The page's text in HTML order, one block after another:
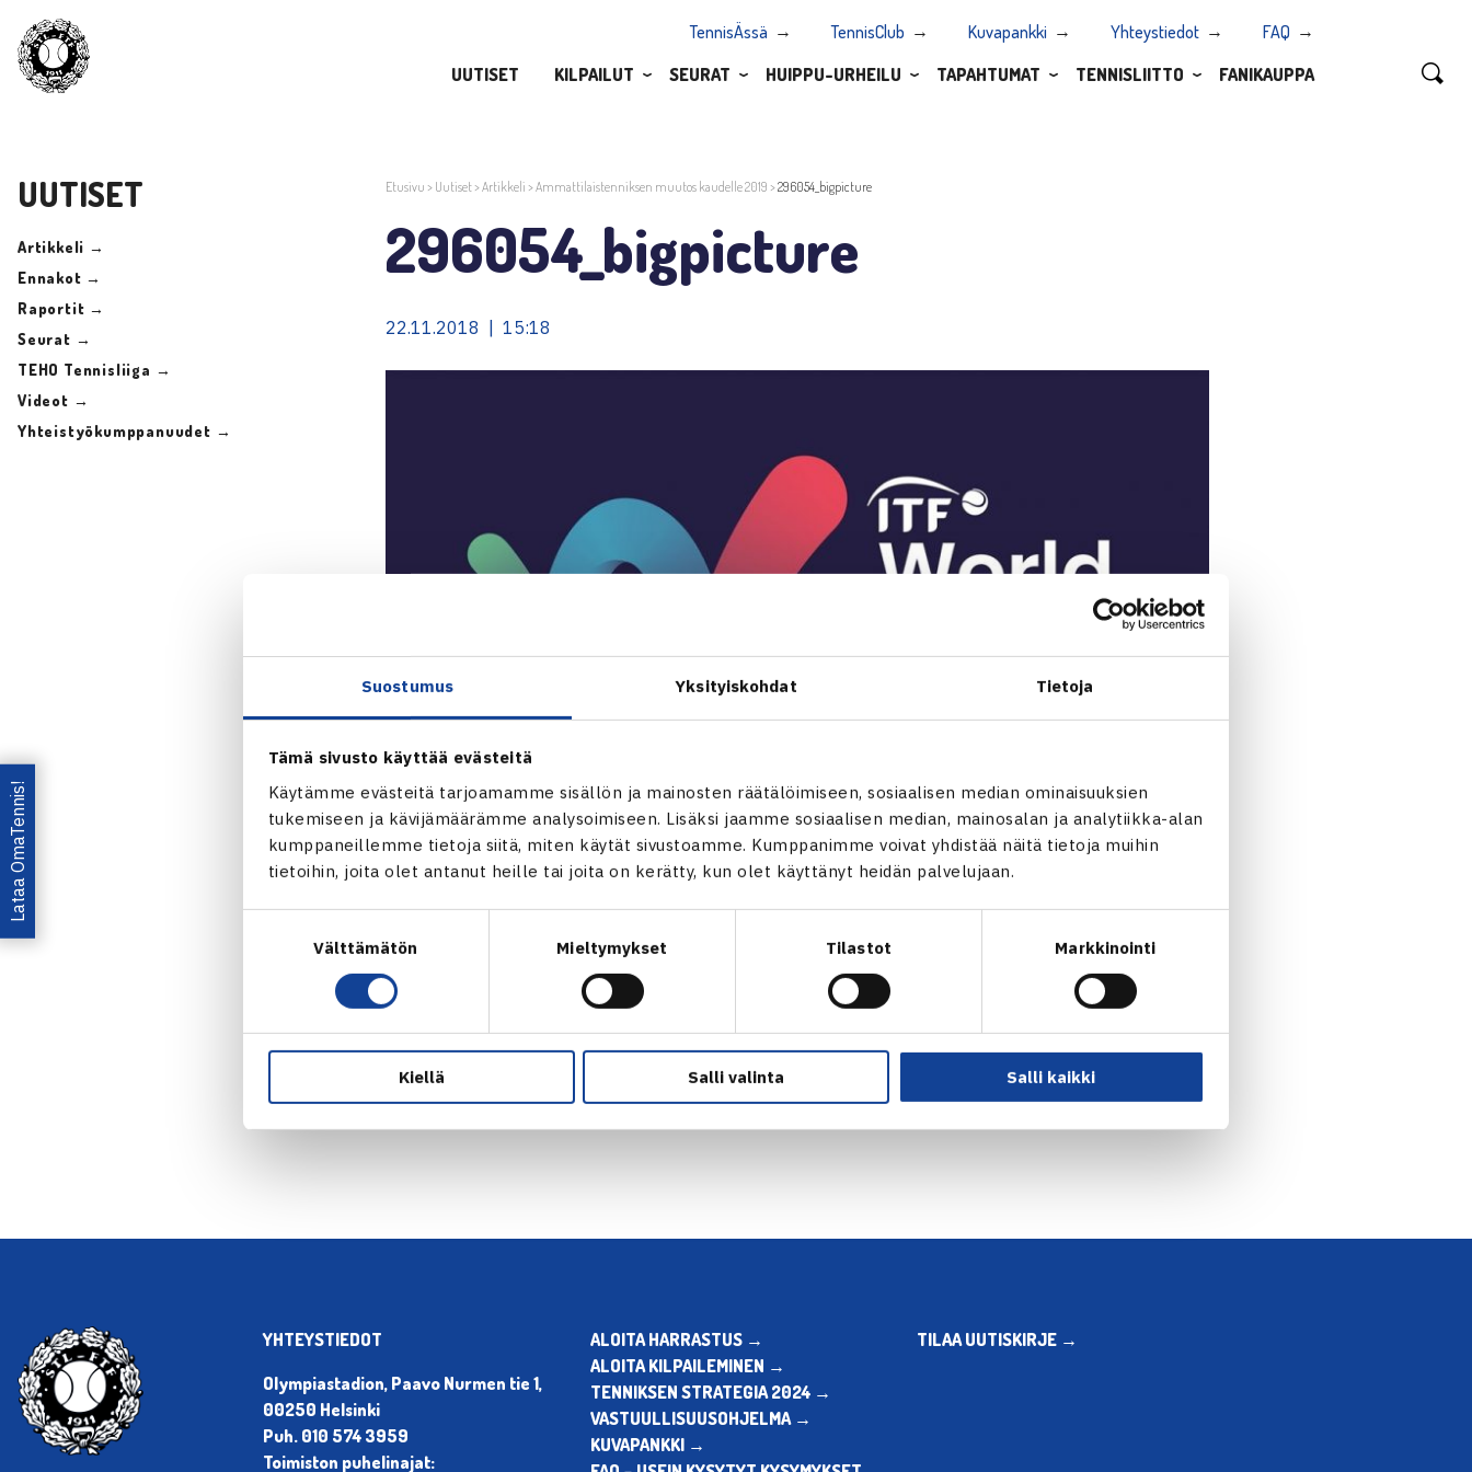
Suostumus Yksityiskohdat Tietoja
Tämä sivusto käyttää evästeitä
Käytämme evästeitä tarjoamamme sisällön ja mainosten räätälöimiseen, sosiaalisen median ominaisuuksien
tukemiseen ja kävijämäärämme analysoimiseen. Lisäksi jaamme sosiaalisen median, mainosalan ja analytiikka-alan
kumppaneillemme tietoja siitä, miten käytät sivustoamme. Kumppanimme voivat yhdistää näitä tietoja muihin
tietoihin, joita olet antanut heille tai joita on kerätty, kun olet käyttänyt heidän palvelujaan.
Välttämätön Mieltymykset Tilastot Markkinointi
Kiellä Salli valinta Salli kaikki
TennisÄssä TennisClub Kuvapankki Yhteystiedot
FAQ
UUTISET
KILPAILUT SEURAT HUIPPU-URHEILU TAPAHTUMAT TENNISLIITTO FANIKAUPPA
UUTISET
Artikkeli →
Ennakot →
Raportit →
Seurat →
TEHO Tennisliiga →
Videot →
Yhteistyökumppanuudet →
Etusivu > Uutiset>Artikkeli >Ammattilaistenniksen muutos kaudelle 2019 >296054_bigpicture
296054_bigpicture
22.11.2018 | 15:18
Jaa:
← Edellinen
Lataa OmaTennis!
YHTEYSTIEDOT
Olympiastadion, Paavo Nurmen tie 1,
00250 Helsinki
Puh. 010 574 3959
Toimiston puhelinajat:
ALOITA HARRASTUS →
ALOITA KILPAILEMINEN →
TENNIKSEN STRATEGIA 2024 →
VASTUULLISUUSOHJELMA →
KUVAPANKKI →
TILAA UUTISKIRJE →